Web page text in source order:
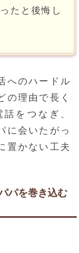
たと後悔し
へのハードル
の理由で長く
をつなぎ、
に会いたがっ
置かない工夫
パを巻き込む